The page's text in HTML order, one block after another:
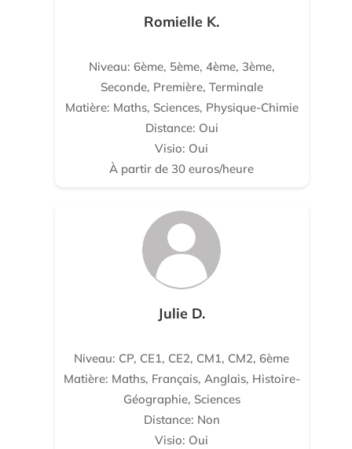
Romielle K.
Niveau: 6ème, 5ème, 4ème, 3ème,
Seconde, Première, Terminale
Matière: Maths, Sciences, Physique-Chimie
Distance: Oui
Visio: Oui
À partir de 30 euros/heure
Julie D.
Niveau: CP, CE1, CE2, CM1, CM2, 6ème
Matière: Maths, Français, Anglais, Histoire-
Géographie, Sciences
Distance: Non
Visio: Oui